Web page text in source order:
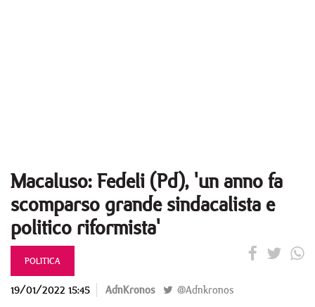
Macaluso: Fedeli (Pd), 'un anno fa
scomparso grande sindacalista e
politico riformista'
POLITICA
19/01/2022 15:45 AdnKronos @Adnkronos